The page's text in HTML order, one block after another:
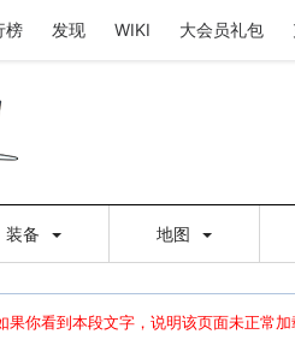
榜 发现 WIKI 大会员礼包
装备 地图
果你看到本段文字，说明该页面未正常
缩略图创建出错，请点击刷新或页面右